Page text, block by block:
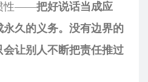
性——把好说话当成应
久的义务。没有边界的
让别人不断把责任推过